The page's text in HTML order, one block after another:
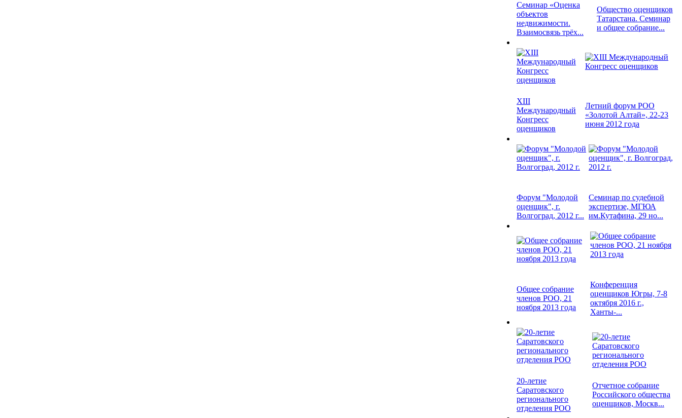
Семинар «Оценка
объектов
недвижимости.
Взаимосвязь трёх...
Общество оценщиков
Татарстана. Семинар
и общее собрание...
XIII
Международный
Конгресс
оценщиков
Летний форум РОО
«Золотой Алтай», 22-23
июня 2012 года
Форум "Молодой
оценщик", г.
Волгоград, 2012 г...
Семинар по судебной
экспертизе, МГЮА
им.Кутафина, 29 но...
Общее собрание
членов РОО, 21
ноября 2013 года
Конференция
оценщиков Югры, 7-8
октября 2016 г.,
Ханты-...
20-летие
Саратовского
регионального
отделения РОО
Отчетное собрание
Российского общества
оценщиков, Москв...